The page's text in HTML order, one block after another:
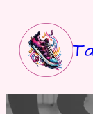
Inhalt
springen